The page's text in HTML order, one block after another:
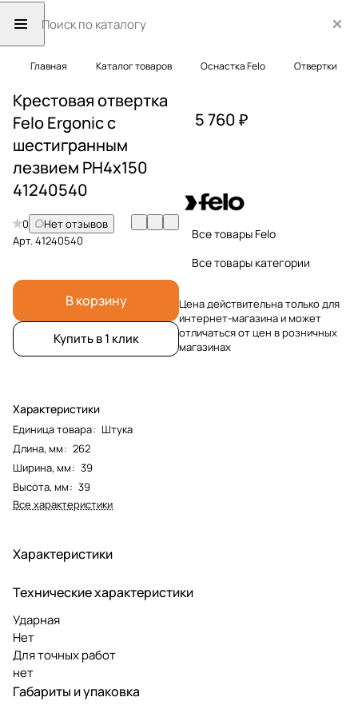
Главная Каталог товаров Оснастка Felo Отвертки
Крестовая отвертка
Felo Ergonic с
шестигранным
лезвием PH4x150
41240540
0
Нет отзывов
Арт.41240540
В корзину
Купить в 1 клик
Характеристики
Единица товара: Штука
Длина, мм: 262
Ширина, мм: 39
Высота, мм: 39
Все характеристики
5 760 ₽
Все товары Felo
Все товары категории
Цена действительна только для
интернет-магазина и может
отличаться от цен в розничных
магазинах
Характеристики
Технические характеристики
Ударная
Нет
Для точных работ
нет
Габариты и упаковка